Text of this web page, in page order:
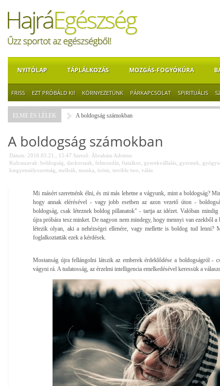
NYITÓLAP TÁPLÁLKOZÁS MOZGÁS-FOGYÓKÚRA
FRISS EZT PRÓBÁLD KI! KÖRNYEZETÜNK PÁRKAPCSOLAT SPIRITUÁLIS
ELME ÉS LÉLEK A boldogság számokban
A boldogság számokban
Dátum: 2016.03.21., 15:47 Szerző: Ábrahám Adrienn
Kulcsszavak: boldogság dackorszak felmondás fiatalkor gyerekvállalás gyermek
kiegyensúlyozottság
mellrák munka öröm terrible two válás
Mi másért szeretnénk élni, és mi más lehetne a vágyunk, mint a boldogság?
hogy annak elérésével - vagy jobb esetben az azon vezető úton -
boldogság, csak léteznek boldog pillanatok" - tartja az idézet. Valóban
újra próbára tesz minket. De nagyon nem mindegy, hogy mennyi van ezekből
létezik olyan, aki a nehézségei ellenére, vagy mellette is boldog tud lenni?
foglalkoztatták ezek a kérdések.
Mostanság újra fellángolni látszik az emberek érdeklődése a boldogságról -
vágyni rá. A tudatosság, az érzelmi intelligencia emelkedésével keressük a